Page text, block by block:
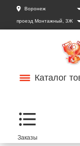
Воронеж
проезд Монтажный, 3Ж
Каталог